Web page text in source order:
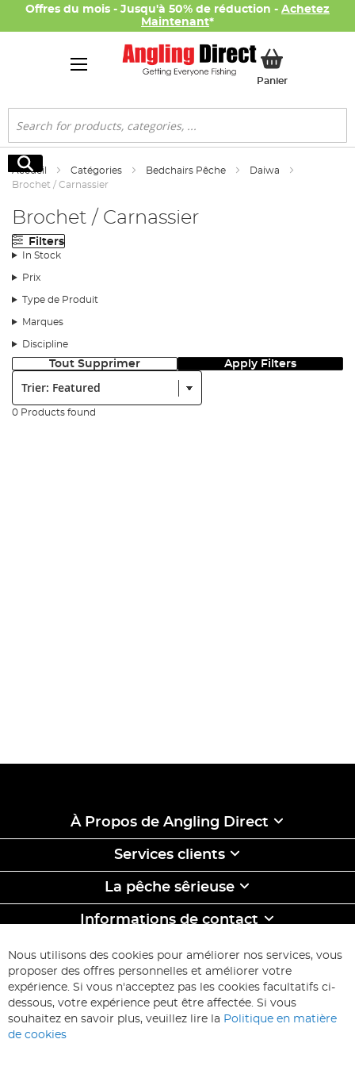
Offres du mois - Jusqu'à 50% de réduction - Achetez
Maintenant*
PanierMon panier
Rechercher
Rechercher
Accueil Catégories Bedchairs Pêche
Daiwa
Brochet / Carnassier
Brochet / Carnassier
Filters
In Stock
Prix
Type de Produit
Marques
Discipline
Tout Supprimer Apply Filters
0 Products found
À Propos de Angling Direct
Services clients
La pêche sêrieuse
Informations de contact
ABONNEZ-VOUS & ECONOMISEZ
Inscription
à
d’information
:
Inscription
Nous utilisons des cookies pour améliorer nos services, vous
proposer des offres personnelles et améliorer votre
expérience. Si vous n'acceptez pas les cookies facultatifs ci-
dessous, votre expérience peut être affectée. Si vous
souhaitez en savoir plus, veuillez lire la Politique en matière
de cookies